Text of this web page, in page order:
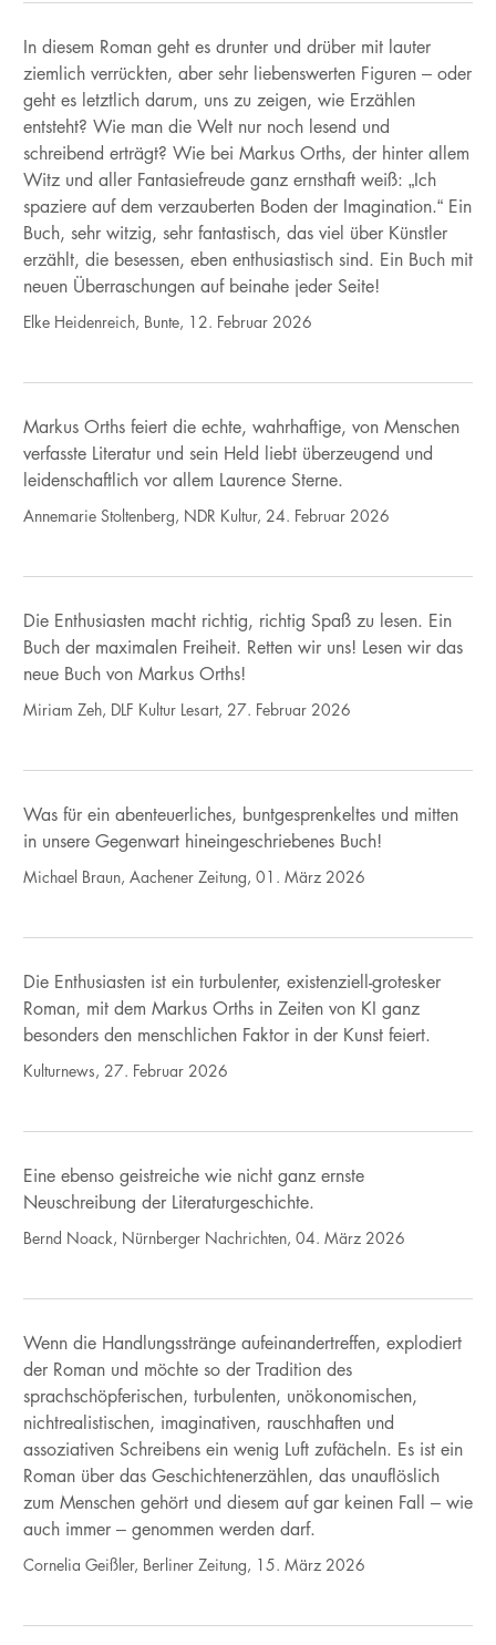
In diesem Roman geht es drunter und drüber mit lauter
ziemlich verrückten, aber sehr liebenswerten Figuren – oder
geht es letztlich darum, uns zu zeigen, wie Erzählen
entsteht? Wie man die Welt nur noch lesend und
schreibend erträgt? Wie bei Markus Orths, der hinter allem
Witz und aller Fantasiefreude ganz ernsthaft weiß: „Ich
spaziere auf dem verzauberten Boden der Imagination.“ Ein
Buch, sehr witzig, sehr fantastisch, das viel über Künstler
erzählt, die besessen, eben enthusiastisch sind. Ein Buch mit
neuen Überraschungen auf beinahe jeder Seite!
Elke Heidenreich, Bunte, 12. Februar 2026
Markus Orths feiert die echte, wahrhaftige, von Menschen
verfasste Literatur und sein Held liebt überzeugend und
leidenschaftlich vor allem Laurence Sterne.
Annemarie Stoltenberg, NDR Kultur, 24. Februar 2026
Die Enthusiasten macht richtig, richtig Spaß zu lesen. Ein
Buch der maximalen Freiheit. Retten wir uns! Lesen wir das
neue Buch von Markus Orths!
Miriam Zeh, DLF Kultur Lesart, 27. Februar 2026
Was für ein abenteuerliches, buntgesprenkeltes und mitten
in unsere Gegenwart hineingeschriebenes Buch!
Michael Braun, Aachener Zeitung, 01. März 2026
Die Enthusiasten ist ein turbulenter, existenziell-grotesker
Roman, mit dem Markus Orths in Zeiten von KI ganz
besonders den menschlichen Faktor in der Kunst feiert.
Kulturnews, 27. Februar 2026
Eine ebenso geistreiche wie nicht ganz ernste
Neuschreibung der Literaturgeschichte.
Bernd Noack, Nürnberger Nachrichten, 04. März 2026
Wenn die Handlungsstränge aufeinandertreffen, explodiert
der Roman und möchte so der Tradition des
sprachschöpferischen, turbulenten, unökonomischen,
nichtrealistischen, imaginativen, rauschhaften und
assoziativen Schreibens ein wenig Luft zufächeln. Es ist ein
Roman über das Geschichtenerzählen, das unauflöslich
zum Menschen gehört und diesem auf gar keinen Fall – wie
auch immer – genommen werden darf.
Cornelia Geißler, Berliner Zeitung, 15. März 2026